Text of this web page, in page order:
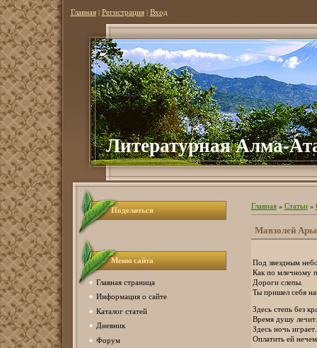
Главная| Регистрация| Вход
Литературная Алма-
Поделиться
Меню сайта
Главная страница
Информация о сайте
Каталог статей
Дневник
Форум
Главная» Статьи»
Мавзолей
Под звездным
Как по млечному
Дороги слепы.
Ты пришел себя
Здесь степь без
Время душу лечит.
Здесь ночь
Оплатить ей